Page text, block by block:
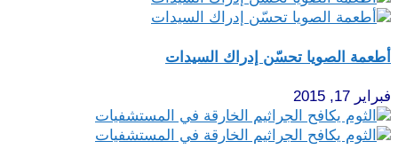
أطعمة الصويا تحسّن إدراك السيدات
فبراير 17, 2015